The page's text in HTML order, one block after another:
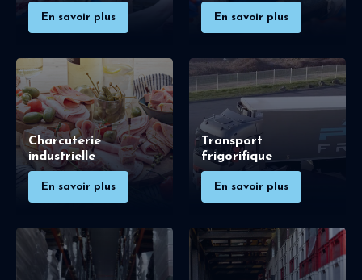
En savoir plus En savoir plus
Charcuterie
industrielle
En savoir plus
Transport
frigorifique
En savoir plus